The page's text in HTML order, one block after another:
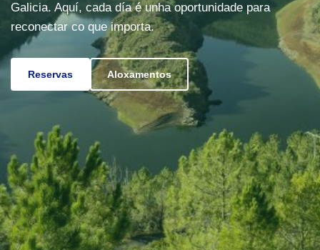
Galicia. Aquí, cada día é unha oportunidade para
reconectar co que importa.
Reservas Aloxamentos